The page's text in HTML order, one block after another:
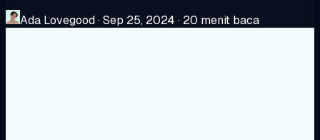
Ada Lovegood·Sep 25, 2024 · 20 menit baca